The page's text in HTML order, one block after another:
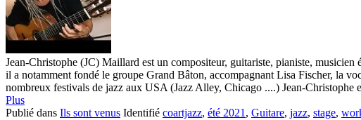
Jean-Christophe (JC) Maillard est un compositeur, guitariste, pianiste,
il a notamment fondé le groupe Grand Bâton, accompagnant Lisa Fischer, la
nombreux festivals de jazz aux USA (Jazz Alley, Chicago ....) Jean-Christophe
Plus
Publié dans Ils sont venus Identifié coartjazz, été 2021 , Guitare, jazz, stage,